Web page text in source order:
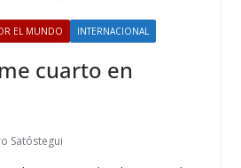
EL MUNDO INTERNACIONAL
cuarto en
Satóstegui